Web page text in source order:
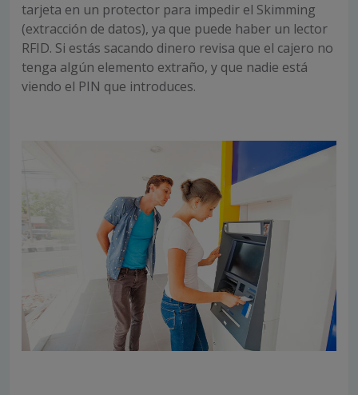
tarjeta en un protector para impedir el Skimming
(extracción de datos), ya que puede haber un lector
RFID. Si estás sacando dinero revisa que el cajero no
tenga algún elemento extraño, y que nadie está
viendo el PIN que introduces.